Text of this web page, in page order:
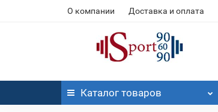
О компании Доставка и оплата
Каталог товаров